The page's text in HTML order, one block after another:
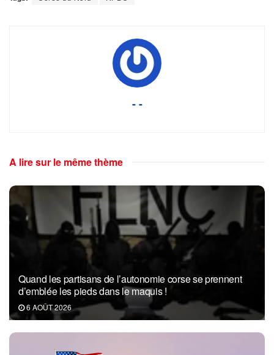
- -
A lire sur le même thème
Quand les partisans de l’autonomie corse se prennent
d’emblée les pieds dans le maquis !
6 AOÛT 2026